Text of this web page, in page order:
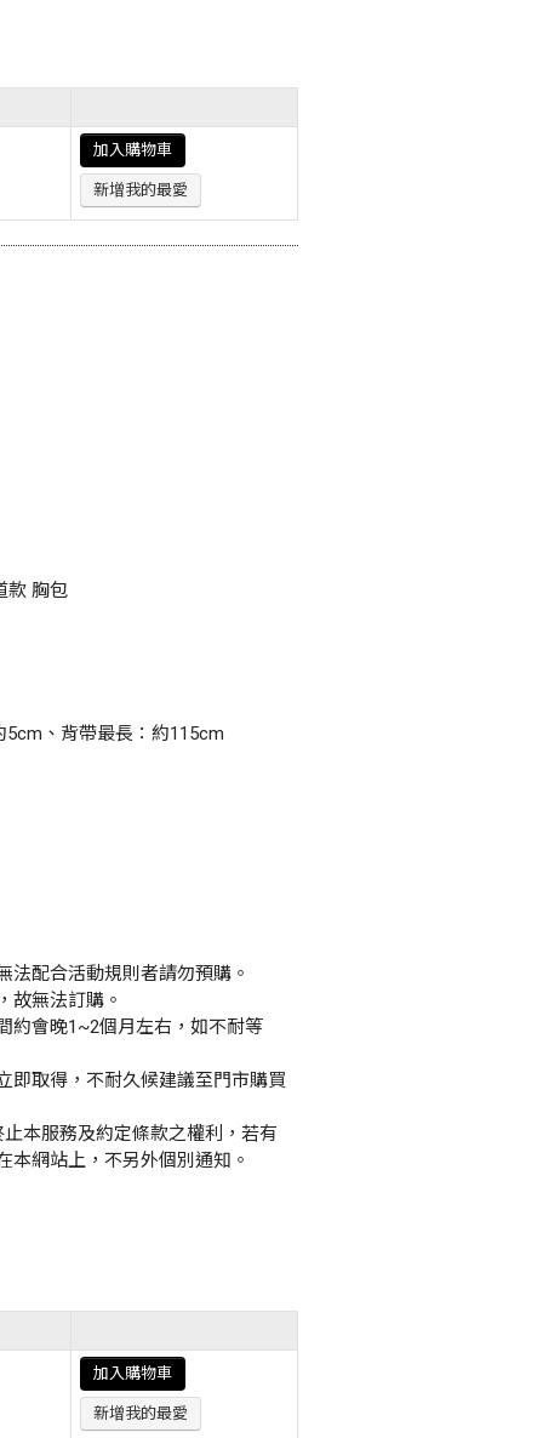
加入購物車
新增我的最愛
款 胸包
、背帶最長：約115cm
配合活動規則者請勿預購。
故無法訂購。
約會晚1~2個月左右，如不耐等
即取得，不耐久候建議至門市購買
本服務及約定條款之權利，若有
本網站上，不另外個別通知。
加入購物車
新增我的最愛